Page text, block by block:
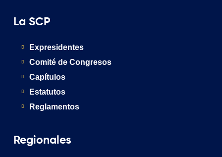
La SCP
Expresidentes
Comité de Congresos
Capítulos
Estatutos
Reglamentos
Regionales